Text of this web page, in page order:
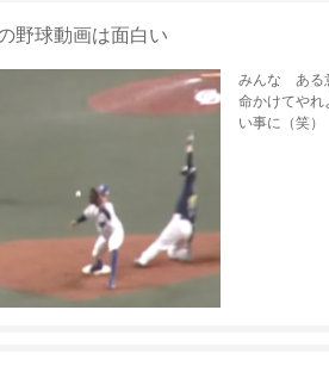
野球動画は面白い
みんな ある
命かけてや
い事に（笑）